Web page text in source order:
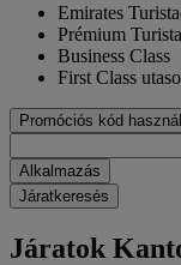
Emirates
Prémium
Business Class
First Class
Promóciós kód
Alkalmazás
Járatkeresés
Járatok